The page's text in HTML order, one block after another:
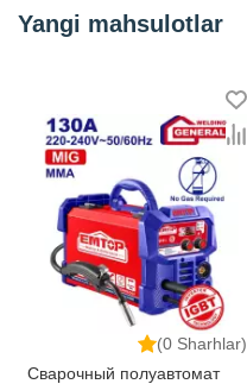
Yangi mahsulotlar
(0 Sharhlar)
Сварочный полуавтомат